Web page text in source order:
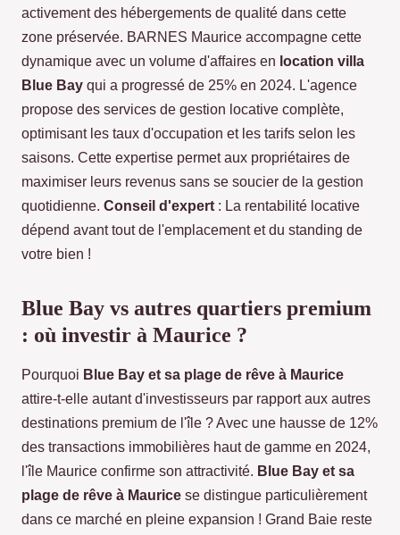
activement des hébergements de qualité dans cette
zone préservée. BARNES Maurice accompagne cette
dynamique avec un volume d'affaires en location villa
Blue Bay qui a progressé de 25% en 2024. L'agence
propose des services de gestion locative complète,
optimisant les taux d'occupation et les tarifs selon les
saisons. Cette expertise permet aux propriétaires de
maximiser leurs revenus sans se soucier de la gestion
quotidienne. Conseil d'expert : La rentabilité locative
dépend avant tout de l'emplacement et du standing de
votre bien !
Blue Bay vs autres quartiers premium
: où investir à Maurice ?
Pourquoi Blue Bay et sa plage de rêve à Maurice
attire-t-elle autant d'investisseurs par rapport aux autres
destinations premium de l'île ? Avec une hausse de 12%
des transactions immobilières haut de gamme en 2024,
l'île Maurice confirme son attractivité. Blue Bay et sa
plage de rêve à Maurice se distingue particulièrement
dans ce marché en pleine expansion ! Grand Baie reste